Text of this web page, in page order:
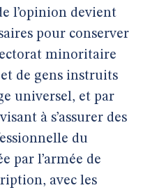
l’opinion devient
pour conserver
minoritaire
de gens instruits
universel, et par
à s’assurer des
du
par l’armée de
avec les